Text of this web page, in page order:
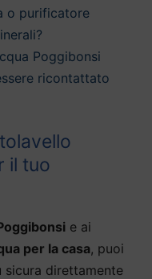
o purificatore
Poggibonsi
ricontattato
il tuo
e ai
per la casa, puoi
sicura direttamente